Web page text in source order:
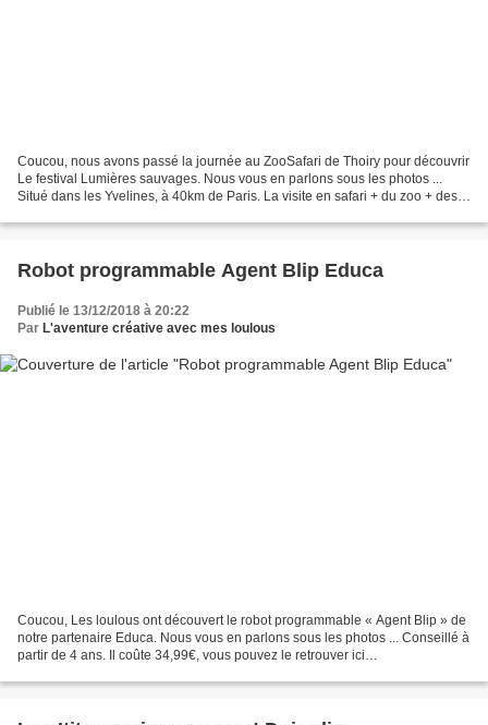
Coucou, nous avons passé la journée au ZooSafari de Thoiry pour découvrir
Le festival Lumières sauvages. Nous vous en parlons sous les photos ...
Situé dans les Yvelines, à 40km de Paris. La visite en safari + du zoo + des
Robot programmable Agent Blip Educa
Publié le 13/12/2018 à 20:22
Par L'aventure créative avec mes loulous
Coucou, Les loulous ont découvert le robot programmable « Agent Blip » de
notre partenaire Educa. Nous vous en parlons sous les photos ... Conseillé à
partir de 4 ans. Il coûte 34,99€, vous pouvez le retrouver ici
type=TRU_product_non_us&url=%2Fproduct%2Findex.jsp%3FproductId%3